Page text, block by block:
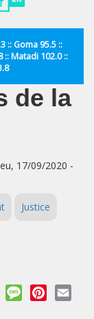
:: Goma 95.5 ::
:: Matadi 102.0 ::
de la
17/09/2020 -
Justice
Viber MessagePinterest